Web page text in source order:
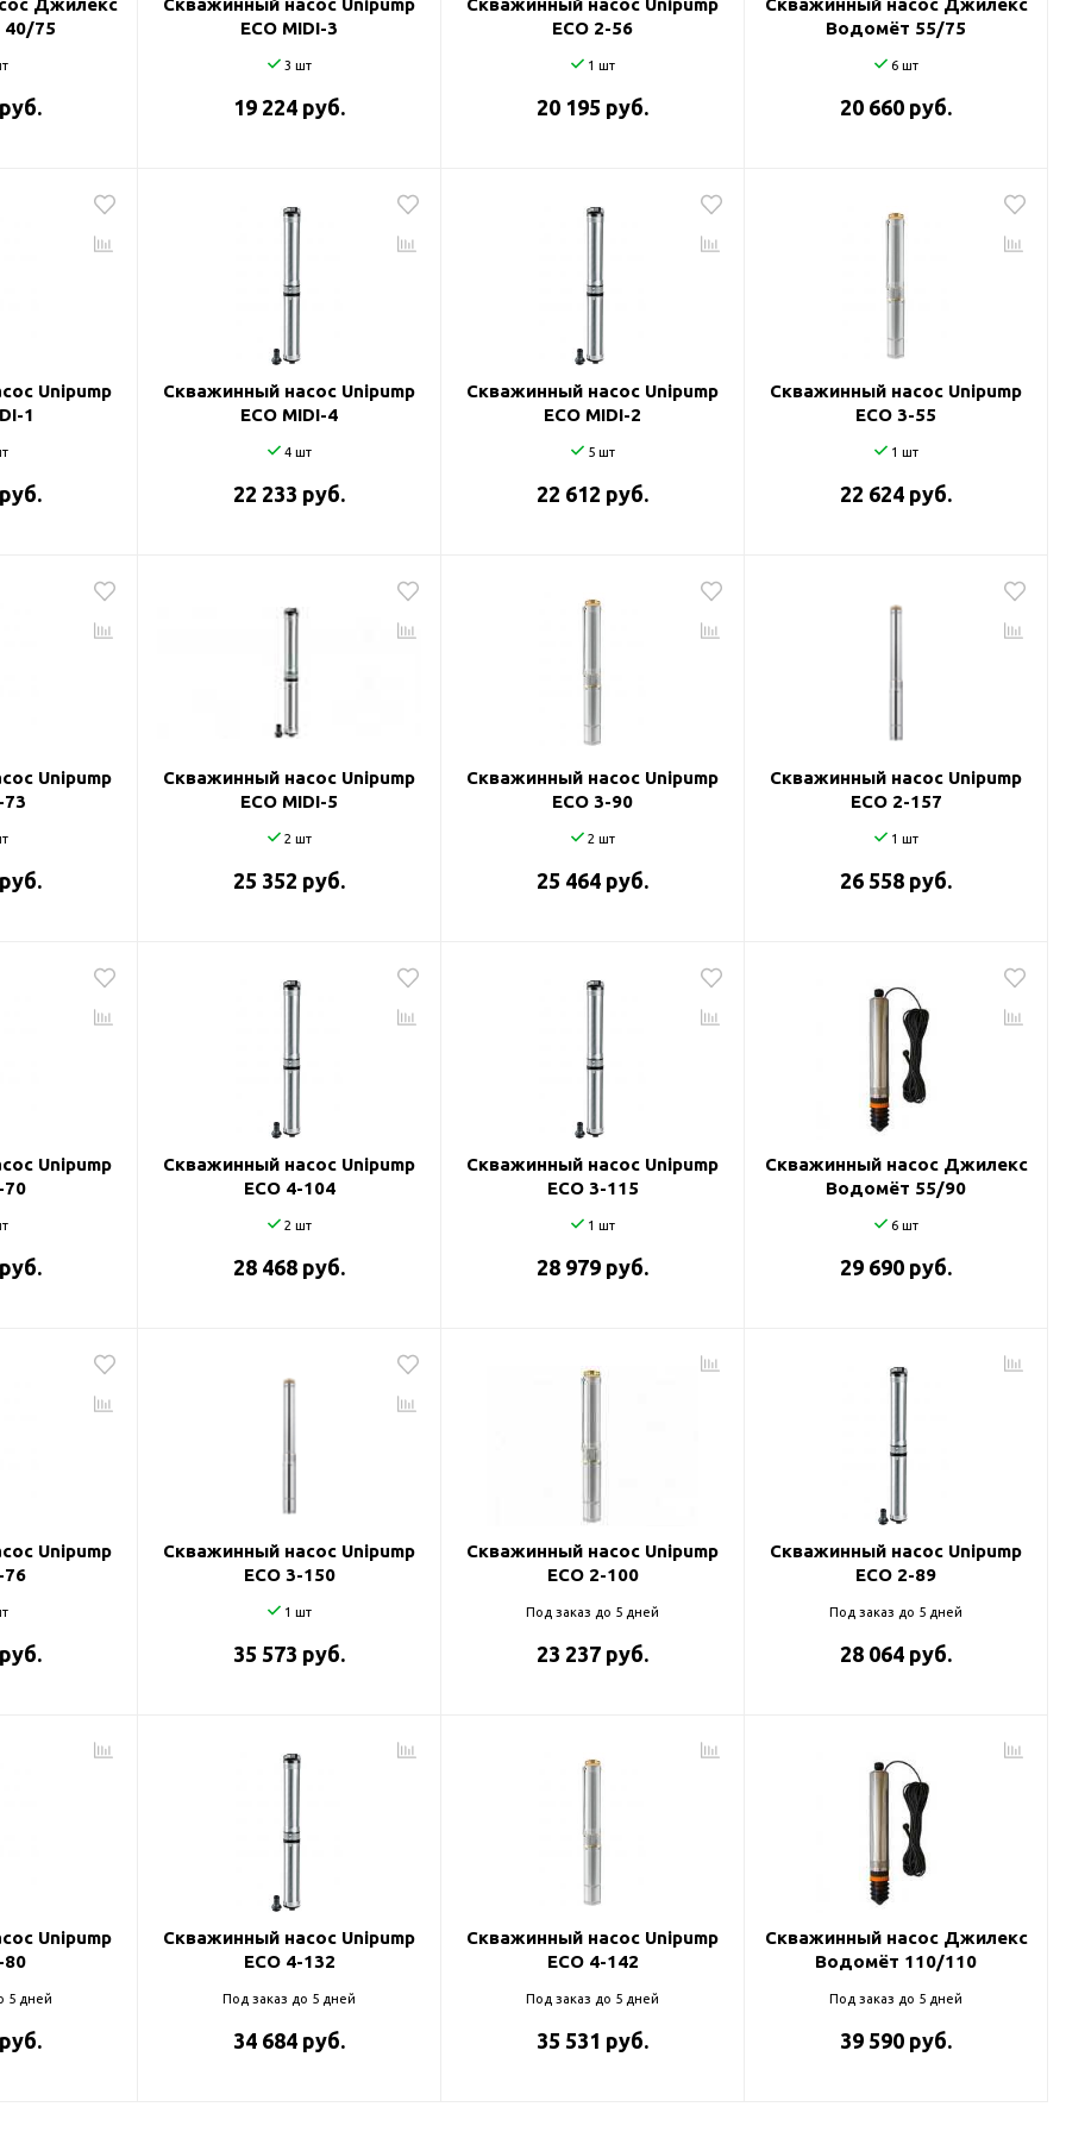
Джилекс
75
Скважинный насос Unipump
ECO MIDI-3
3 шт
19 224 руб.
Скважинный насос Unipump
ECO 2-56
1 шт
20 195 руб.
Скважинный насос Джилекс
Водомёт 55/75
6 шт
20 660 руб.
Unipump
1
Скважинный насос Unipump
ECO MIDI-4
4 шт
22 233 руб.
Скважинный насос Unipump
ECO MIDI-2
5 шт
22 612 руб.
Скважинный насос Unipump
ECO 3-55
1 шт
22 624 руб.
Unipump
73
Скважинный насос Unipump
ECO MIDI-5
2 шт
25 352 руб.
Скважинный насос Unipump
ECO 3-90
2 шт
25 464 руб.
Скважинный насос Unipump
ECO 2-157
1 шт
26 558 руб.
Unipump
70
Скважинный насос Unipump
ECO 4-104
2 шт
28 468 руб.
Скважинный насос Unipump
ECO 3-115
1 шт
28 979 руб.
Скважинный насос Джилекс
Водомёт 55/90
6 шт
29 690 руб.
Unipump
76
Скважинный насос Unipump
ECO 3-150
1 шт
35 573 руб.
Скважинный насос Unipump
ECO 2-100
Под заказ до 5 дней
23 237 руб.
Скважинный насос Unipump
ECO 2-89
Под заказ до 5 дней
28 064 руб.
Unipump
80
5 дней
Скважинный насос Unipump
ECO 4-132
Под заказ до 5 дней
34 684 руб.
Скважинный насос Unipump
ECO 4-142
Под заказ до 5 дней
35 531 руб.
Скважинный насос Джилекс
Водомёт 110/110
Под заказ до 5 дней
39 590 руб.